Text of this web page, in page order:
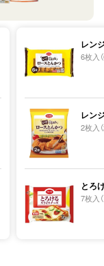
レン
6枚入
レン
2枚入
とろ
7枚入